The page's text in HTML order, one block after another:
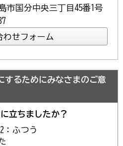
市国分中央三丁目45番1号
するためにみなさまのご意
立ちましたか？
2：ふつう